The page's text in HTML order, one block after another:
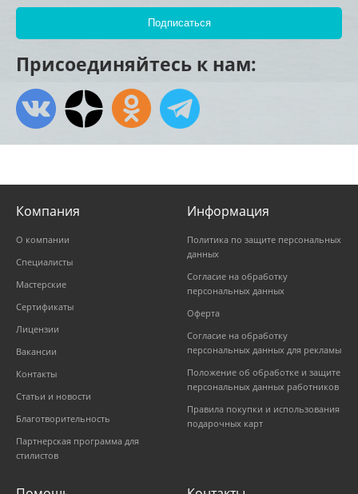
Присоединяйтесь к нам:
Компания
О компании
Специалисты
Мастерские
Сертификаты
Лицензии
Вакансии
Контакты
Статьи и новости
Благотворительность
Партнерская программа для
стилистов
Информация
Политика по защите персональных
данных
Согласие на обработку
персональных данных
Оферта
Согласие на обработку
персональных данных для рекламы
Положение об обработке и защите
персональных данных работников
Правила покупки и использования
подарочных карт